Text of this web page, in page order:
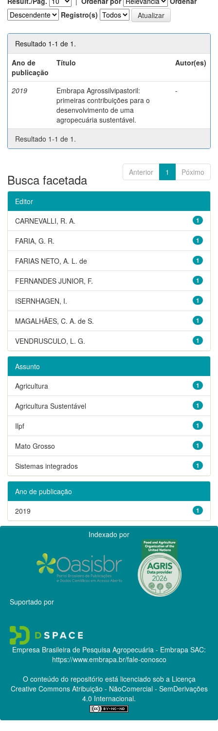
Registro(s)
Resultado 1-1 de 1.
Ano de
publicação
Título Autor(es)
2019
Embrapa Agrossilvipastoril:
primeiras contribuições para o
desenvolvimento de uma
agropecuária sustentável.
-
Resultado 1-1 de 1.
Anterior 1 Póximo
Busca facetada
Editor
1
CARNEVALLI, R. A.
1
FARIA, G. R.
1
FARIAS NETO, A. L. de
1
FERNANDES JUNIOR, F.
1
ISERNHAGEN, I.
1
MAGALHÃES, C. A. de S.
1
VENDRUSCULO, L. G.
Assunto
1
Agricultura
1
Agricultura Sustentável
1
Ilpf
1
Mato Grosso
1
Sistemas integrados
Ano de publicação
1
2019
Indexado por
Suportado por
Empresa Brasileira de Pesquisa Agropecuária - Embrapa SAC:
https://www.embrapa.br/fale-conosco
O conteúdo do repositório está licenciado sob a Licença
Creative CommonsAtribuição - NãoComercial - SemDerivações
4.0 Internacional.